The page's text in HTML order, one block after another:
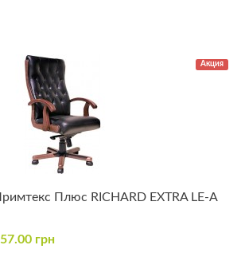
Акция
Плюс RICHARD EXTRA LE-А
грн